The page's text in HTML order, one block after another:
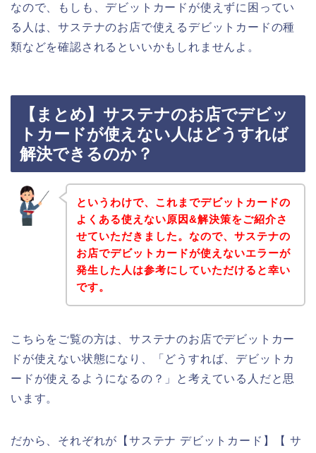
なので、もしも、デビットカードが使えずに困ってい
る人は、サステナのお店で使えるデビットカードの種
類などを確認されるといいかもしれませんよ。
【まとめ】サステナのお店でデビッ
トカードが使えない人はどうすれば
解決できるのか？
というわけで、これまでデビットカードの
よくある使えない原因&解決策をご紹介さ
せていただきました。なので、サステナの
お店でデビットカードが使えないエラーが
発生した人は参考にしていただけると幸い
です。
こちらをご覧の方は、サステナのお店でデビットカー
ドが使えない状態になり、「どうすれば、デビットカ
ードが使えるようになるの？」と考えている人だと思
います。
だから、それぞれが【サステナ デビットカード】【 サ